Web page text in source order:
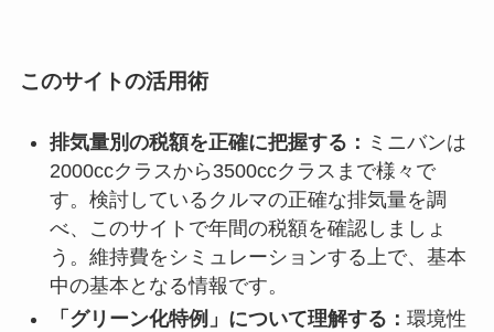
このサイトの活用術
排気量別の税額を正確に把握する： ミニバンは
2000ccクラスから3500ccクラスまで様々で
す。検討しているクルマの正確な排気量を調
べ、このサイトで年間の税額を確認しましょ
う。維持費をシミュレーションする上で、基本
中の基本となる情報です。
「グリーン化特例」について理解する： 環境性